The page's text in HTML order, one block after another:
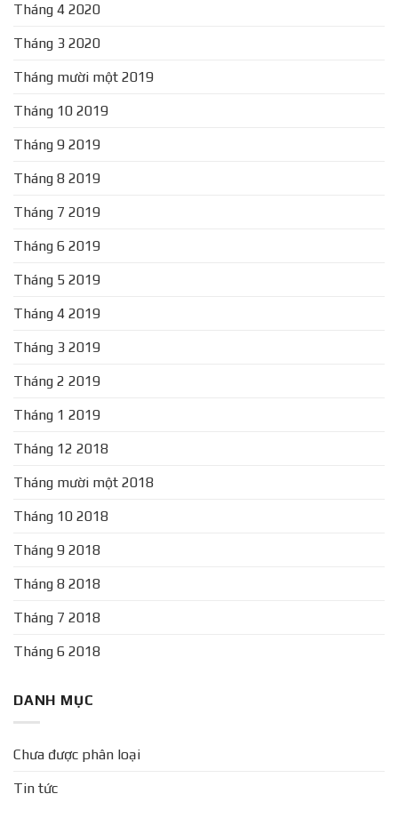
Tháng 4 2020
Tháng 3 2020
Tháng mười một 2019
Tháng 10 2019
Tháng 9 2019
Tháng 8 2019
Tháng 7 2019
Tháng 6 2019
Tháng 5 2019
Tháng 4 2019
Tháng 3 2019
Tháng 2 2019
Tháng 1 2019
Tháng 12 2018
Tháng mười một 2018
Tháng 10 2018
Tháng 9 2018
Tháng 8 2018
Tháng 7 2018
Tháng 6 2018
DANH MỤC
Chưa được phân loại
Tin tức